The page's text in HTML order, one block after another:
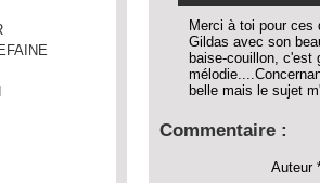
Merci à toi pour ces
Gildas avec son
baise-couillon, c'est
belle mais le sujet
Commentaire :
Auteur